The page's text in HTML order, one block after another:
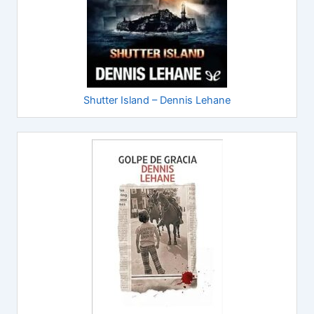
Shutter Island – Dennis Lehane